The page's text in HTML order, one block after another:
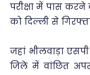
परीक्षा में पास
को दिल्ली से
जहां भीलवाड़ा
जिले में वांछित